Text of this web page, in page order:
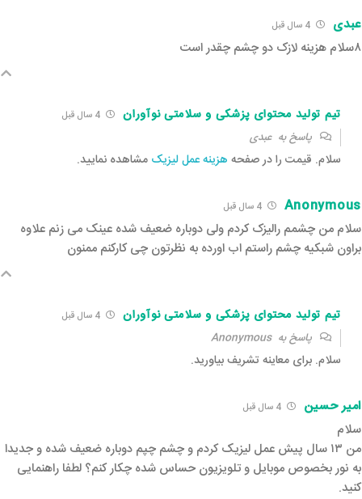
عبدی
۸سلام هزینه لازک دو چشم چقدر است
تیم تولید محتوای پزشکی و سلامتی نوآوران
پاسخ بهعبدی
سلام. قیمت را در صفحه هزینه عمل لیزیک مشاهده نمایید.
Anonymous 4 سال قبل‌
سلام من چشمم رالیزک کردم ولی دوباره ضعیف شده عینک می زنم علاوه
براون شبکیه چشم راستم اب اورده به نظرتون چی کارکنم ممنون
تیم تولید محتوای پزشکی و سلامتی نوآوران
پاسخ بهAnonymous
سلام. برای معاینه تشریف بیاورید.
امیر حسین 4 سال قبل‌
سلام
من ۱۳ سال پیش عمل لیزیک کردم و چشم چپم دوباره ضعیف شده و جدیدا
به نور بخصوص موبایل و تلویزیون حساس شده چکار کنم؟ لطفا راهنمایی
کنید.